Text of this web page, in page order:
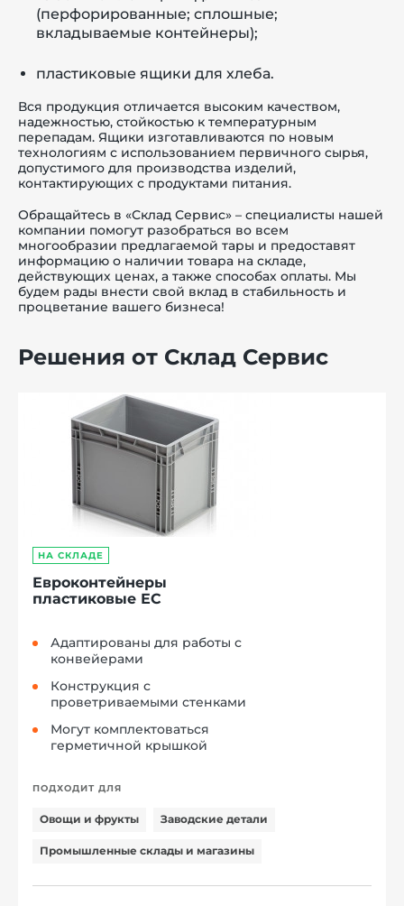
(перфорированные; сплошные;
вкладываемые контейнеры);
пластиковые ящики для хлеба.
Вся продукция отличается высоким качеством,
надежностью, стойкостью к температурным
перепадам. Ящики изготавливаются по новым
технологиям с использованием первичного сырья,
допустимого для производства изделий,
контактирующих с продуктами питания.
Обращайтесь в «Склад Сервис» – специалисты нашей
компании помогут разобраться во всем
многообразии предлагаемой тары и предоставят
информацию о наличии товара на складе,
действующих ценах, а также способах оплаты. Мы
будем рады внести свой вклад в стабильность и
процветание вашего бизнеса!
Решения от Склад Сервис
НА СКЛАДЕ
Евроконтейнеры
пластиковые ЕС
Адаптированы для работы с
конвейерами
Конструкция с
проветриваемыми стенками
Могут комплектоваться
герметичной крышкой
ПОДХОДИТ ДЛЯ
Овощи и фрукты Заводские детали
Промышленные склады и магазины